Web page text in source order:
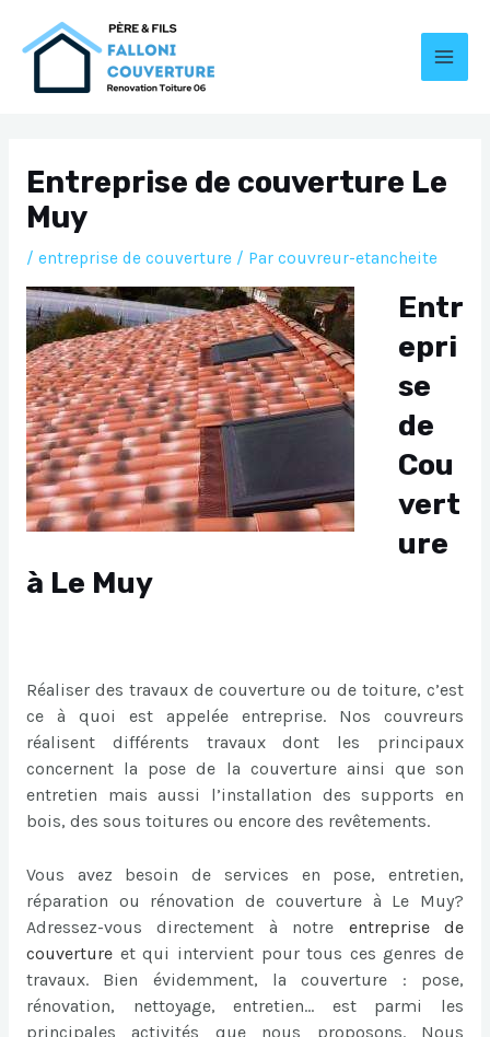
Entreprise de couverture Le
Muy
/ entreprise de couverture/ Par couvreur-etancheite
Entr
epri
se
de
Cou
vert
ure
à Le Muy
Réaliser des travaux de couverture ou de toiture, c’est
ce à quoi est appelée entreprise. Nos couvreurs
réalisent différents travaux dont les principaux
concernent la pose de la couverture ainsi que son
entretien mais aussi l’installation des supports en
bois, des sous toitures ou encore des revêtements.
Vous avez besoin de services en pose, entretien,
réparation ou rénovation de couverture à Le Muy?
Adressez-vous directement à notre entreprise de
couverture et qui intervient pour tous ces genres de
travaux. Bien évidemment, la couverture : pose,
rénovation, nettoyage, entretien… est parmi les
principales activités que nous proposons. Nous